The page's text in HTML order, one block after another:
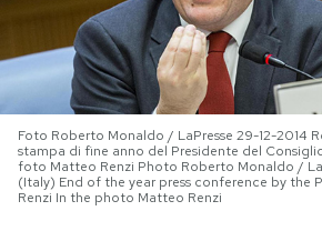
PODCAST
NEWSLETTER
I MIEI PREFERITI
Foto Roberto Monaldo / LaPresse 29-12-2014
stampa di fine anno del Presidente del
foto Matteo Renzi Photo Roberto Monaldo /
(Italy) End of the year press conference by the
Renzi In the photo Matteo Renzi